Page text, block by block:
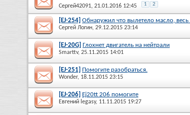
Сергей42091, 21.01.2016 12:45 1 2
[EJ-254] Обнаружил что вылетело масло,
Сергей Логин, 29.12.2015 23:14
[EJ-20G] Глохнет двигатель на нейтрали
Smarttv, 25.11.2015 14:01
[EJ-251] Помогите разобраться.
Wonder, 18.11.2015 23:15
[EJ-206] Ej20tt 206 помогите
Евгений legasy, 11.11.2015 19:27